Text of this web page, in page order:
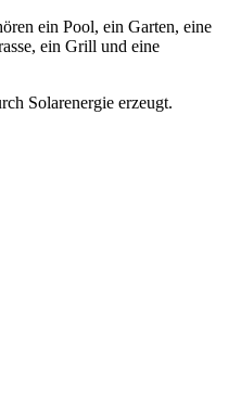
ein Pool, ein Garten, eine
ein Grill und eine
Solarenergie erzeugt.